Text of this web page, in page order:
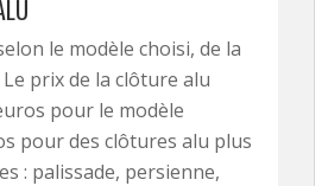
le modèle choisi, de la
prix de la clôture alu
pour le modèle
pour des clôtures alu plus
: palissade, persienne,